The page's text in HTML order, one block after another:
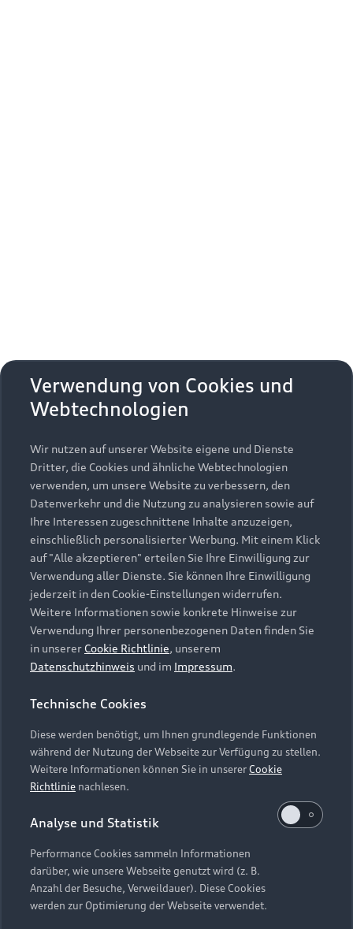
Zurück nach oben
Modelle
Alle Modelle
Modelle vergleichen
Elektromodelle
Plug-in-Hybride
Kaufen & leasen
Neuwagensuche
Gebrauchtwagensuche
Gebrauchtwagen
Finanzierung
Aktionen & Angebote
Geschäftskunden
Service & Zubehör
Saisonale Angebote
Audi Services
Garantie
Audi digital services
myAudi
Support
Kundenservice
Händlersuche
Audi Code
Online-Terminvereinbarung
Servicekontakt
Vertrag widerrufen
Über Audi
Unternehmen
Karriere
Investor Relations
Presse & Media Center
Datenschutz
Audi erleben
Newsletter
Impressum Rechtliches
Hinweisgebersystem
Datenschutzinformation
Cookie-Einstellungen
Cookie-Richtlinie
Barrierefreiheit
Hinweis: Die aktuelle Darstellung und Anordnung der
Embleme am Fahrzeug bei allen Abbildungen auf dieser
Webseite kann abweichen.
Verwendung von Cookies und
Webtechnologien
Wir nutzen auf unserer Website eigene und Dienste
Dritter, die Cookies und ähnliche Webtechnologien
verwenden, um unsere Website zu verbessern, den
Datenverkehr und die Nutzung zu analysieren sowie auf
Ihre Interessen zugeschnittene Inhalte anzuzeigen,
einschließlich personalisierter Werbung. Mit einem Klick
auf "Alle akzeptieren" erteilen Sie Ihre Einwilligung zur
Verwendung aller Dienste. Sie können Ihre Einwilligung
jederzeit in den Cookie-Einstellungen widerrufen.
Weitere Informationen sowie konkrete Hinweise zur
Verwendung Ihrer personenbezogenen Daten finden Sie
in unserer Cookie Richtlinie, unserem
Datenschutzhinweis und im Impressum.
Technische Cookies
Diese werden benötigt, um Ihnen grundlegende Funktionen
während der Nutzung der Webseite zur Verfügung zu stellen.
Weitere Informationen können Sie in unsererCookie
Richtlinie nachlesen.
Analyse und Statistik
Performance Cookies sammeln Informationen
darüber, wie unsere Webseite genutzt wird (z. B.
Anzahl der Besuche, Verweildauer). Diese Cookies
werden zur Optimierung der Webseite verwendet.